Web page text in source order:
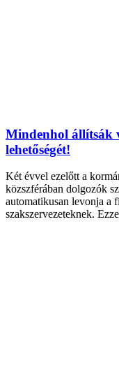
Mindenhol állítsák
lehetőségét!
Két évvel ezelőtt a
közszférában dolgozók
automatikusan levonja a
szakszervezeteknek.